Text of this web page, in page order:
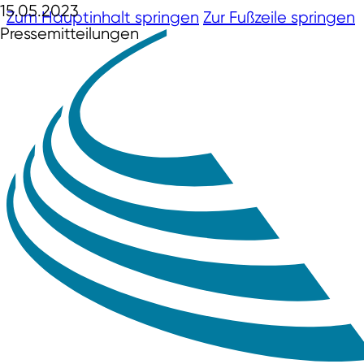
Zum Hauptinhalt springen Zur Fußzeile springen
15.05.2023
Pressemitteilungen